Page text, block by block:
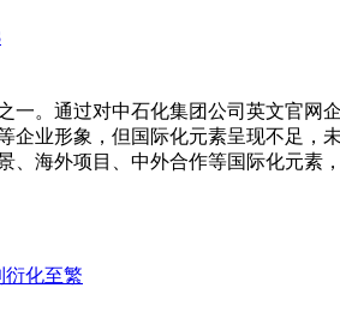
。通过对中石化集团公司英文官
企业形象，但国际化元素呈现不足
海外项目、中外合作等国际化元
化至繁